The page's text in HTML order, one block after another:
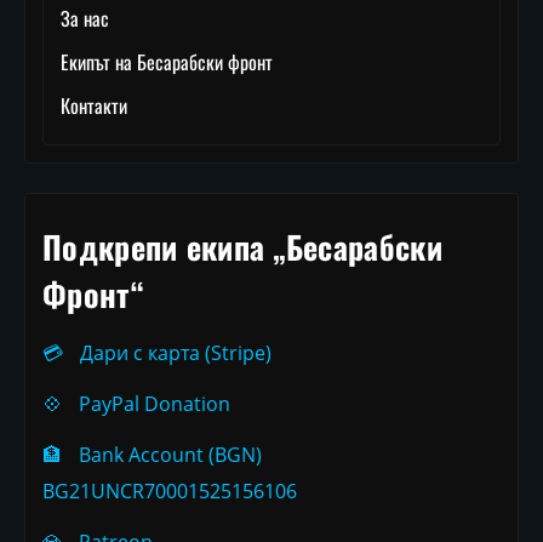
За нас
Екипът на Бесарабски фронт
Контакти
Подкрепи екипа „Бесарабски
Фронт“
💳
Дари с карта (Stripe)
💠
PayPal Donation
🏦
Bank Account (BGN)
BG21UNCR70001525156106